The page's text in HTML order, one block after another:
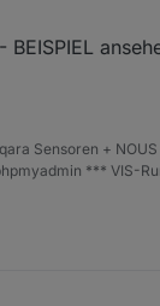
Sensoren + NOUS
*** VIS-